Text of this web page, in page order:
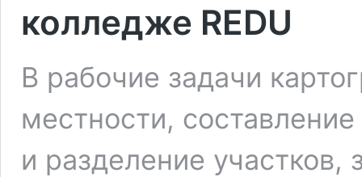
колледже REDU
В рабочие задачи
местности,
и разделение участков,